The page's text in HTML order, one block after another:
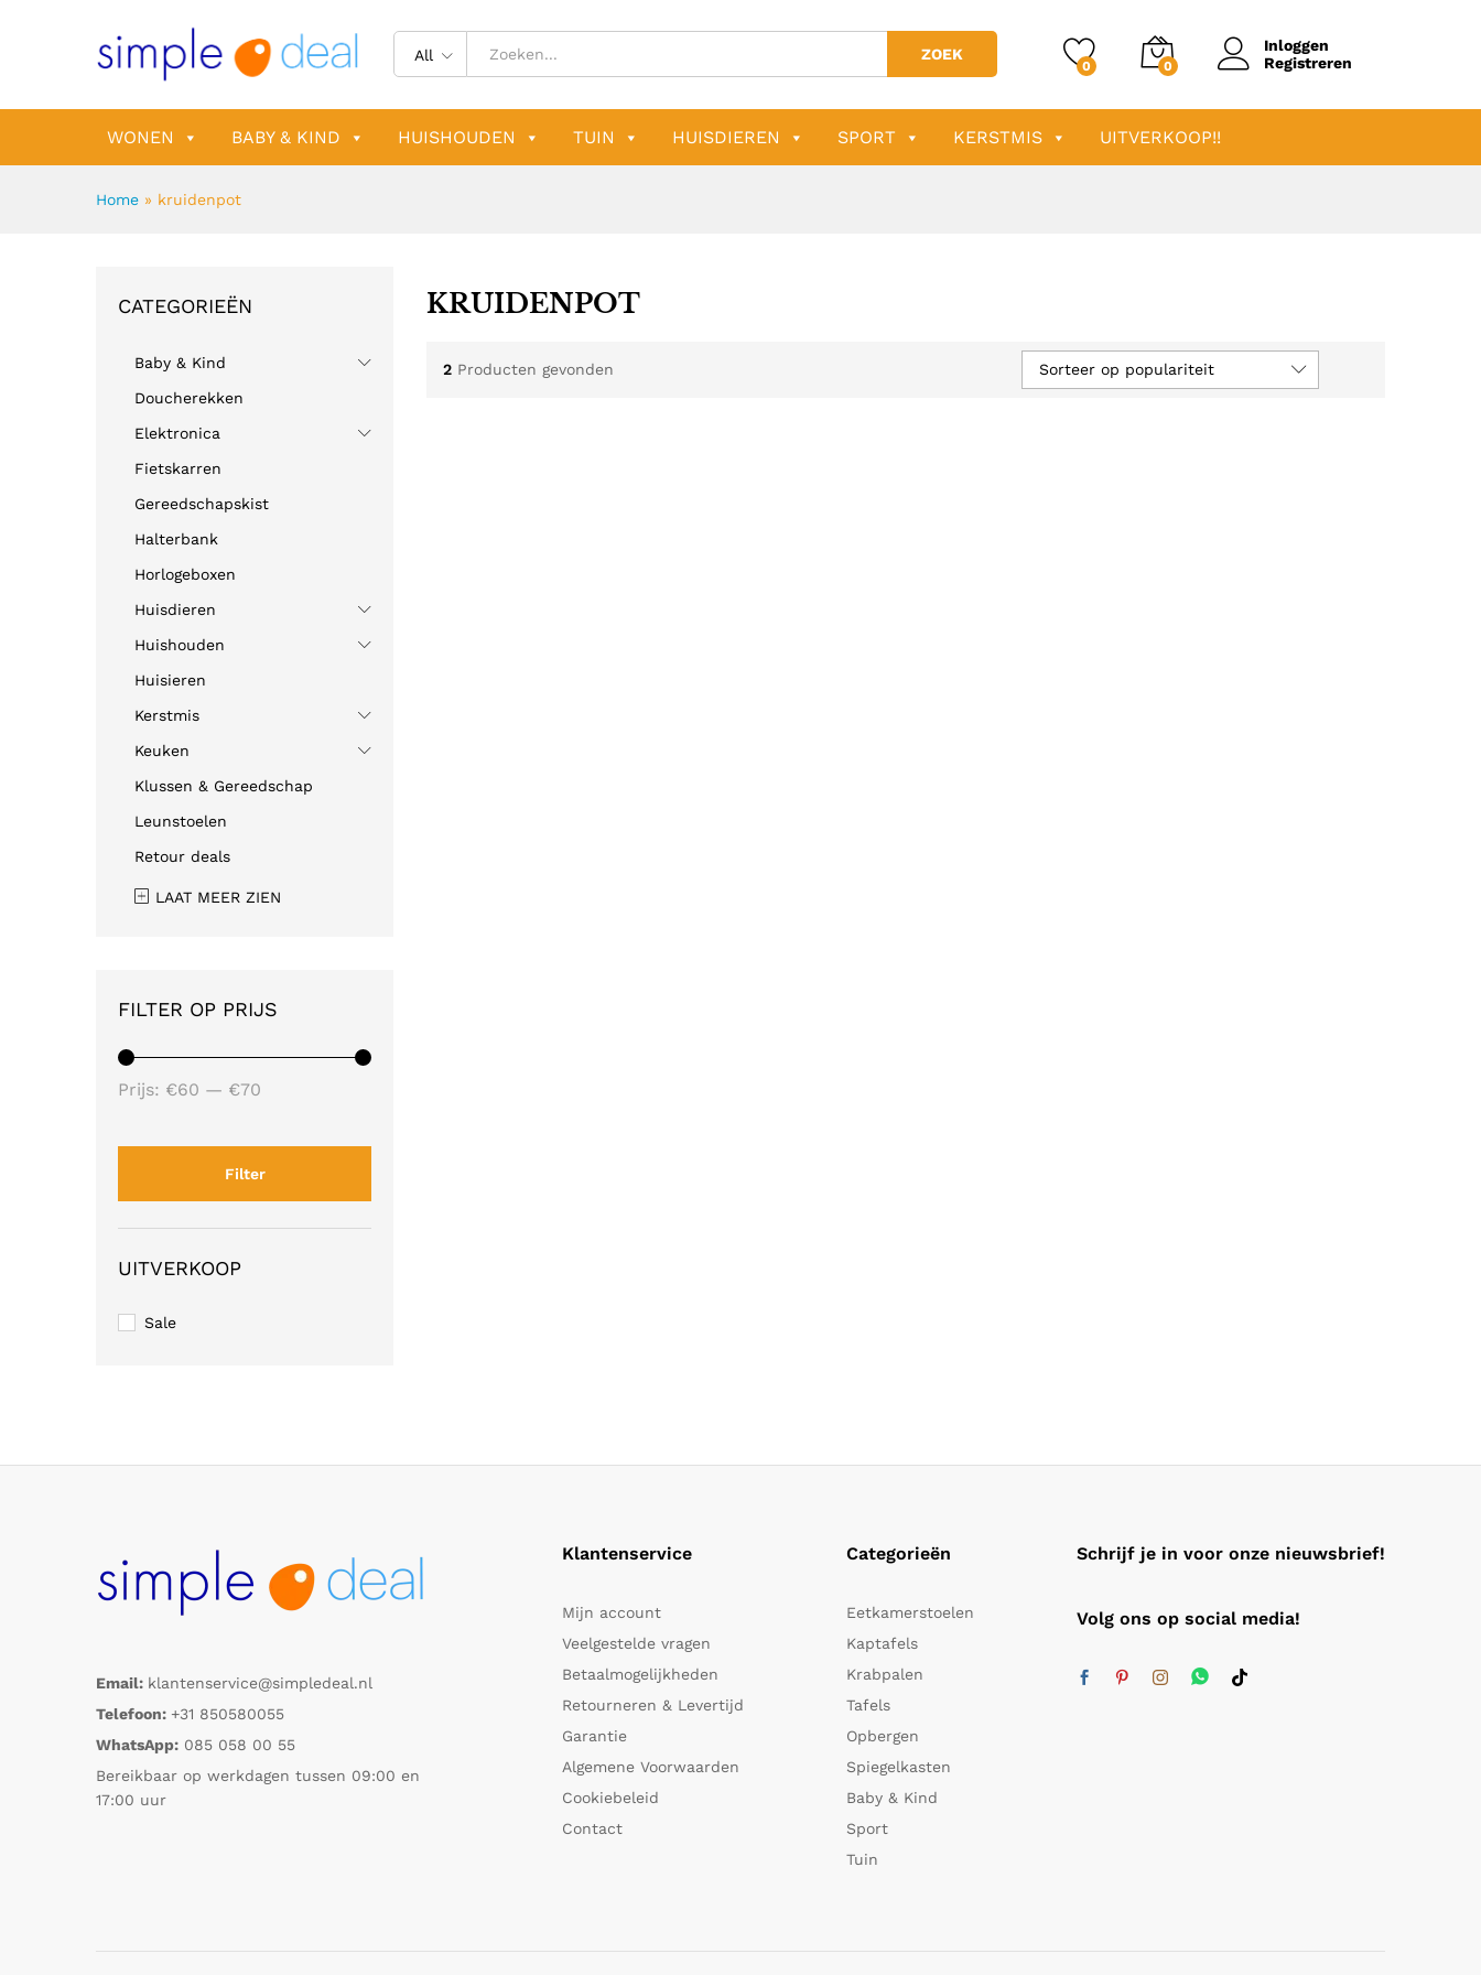
All ZOEK
0 0
Inloggen
Registreren
WONEN BABY & KIND HUISHOUDEN TUIN HUISDIEREN SPORT KERSTMIS UITVERKOOP!!
Home » kruidenpot
KRUIDENPOT
2 Producten gevonden Sorteer op populariteit
CATEGORIEËN
Baby & Kind
Doucherekken
Elektronica
Fietskarren
Gereedschapskist
Halterbank
Horlogeboxen
Huisdieren
Huishouden
Huisieren
Kerstmis
Keuken
Klussen & Gereedschap
Leunstoelen
Retour deals
LAAT MEER ZIEN
FILTER OP PRIJS
Filter
Prijs: €60 — €70
UITVERKOOP
Sale
Email: klantenservice@simpledeal.nl
Telefoon: +31 850580055
WhatsApp: 085 058 00 55
Bereikbaar op werkdagen tussen 09:00 en
17:00 uur
Klantenservice
Mijn account
Veelgestelde vragen
Betaalmogelijkheden
Retourneren & Levertijd
Garantie
Algemene Voorwaarden
Cookiebeleid
Contact
Categorieën
Eetkamerstoelen
Kaptafels
Krabpalen
Tafels
Opbergen
Spiegelkasten
Baby & Kind
Sport
Tuin
Schrijf je in voor onze nieuwsbrief!
Volg ons op social media!